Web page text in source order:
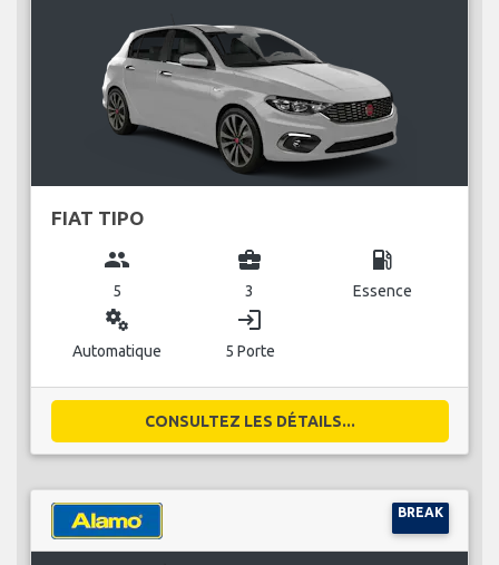
FIAT TIPO
group
5
business_center
3
local_gas_station
Essence
miscellaneous_services
Automatique
login
5 Porte
CONSULTEZ LES DÉTAILS...
BREAK